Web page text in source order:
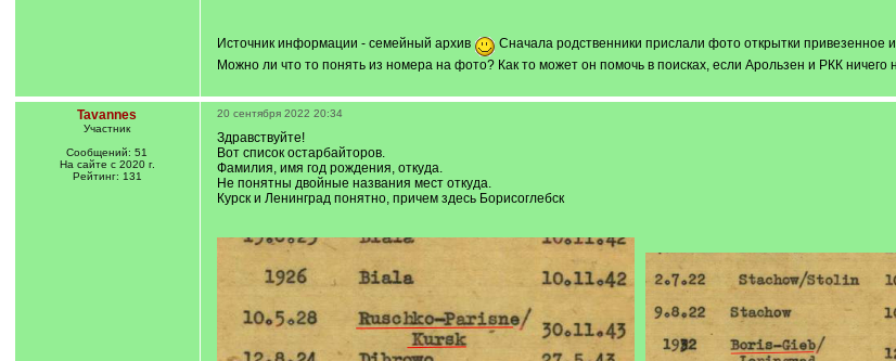
Источник информации - семейный архив
Сначала родственники прислали фото открытки
Можно ли что то понять из номера на фото? Как то может он помочь в поисках, если Арользен и РКК ничего
Tavannes
Участник
Сообщений: 51
На сайте с 2020 г.
Рейтинг: 131
20 сентября 2022 20:34
Здравствуйте!
Вот список остарбайторов.
Фамилия, имя год рождения, откуда.
Не понятны двойные названия мест откуда.
Курск и Ленинград понятно, причем здесь Борисоглебск